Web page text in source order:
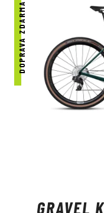
DOPRAVA ZDARMA
GRAVEL